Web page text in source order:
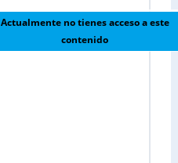
Actualmente no tienes acceso a este
contenido